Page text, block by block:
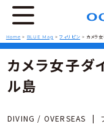
Home > BLUE Mag >フィリピン> カメラ
カメラ女子ダ
ル島
DIVING / OVERSEAS |